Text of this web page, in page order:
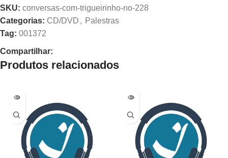
SKU: conversas-com-trigueirinho-no-228
Categorias: CD/DVD , Palestras
Tag: 001372
Compartilhar:
Produtos relacionados